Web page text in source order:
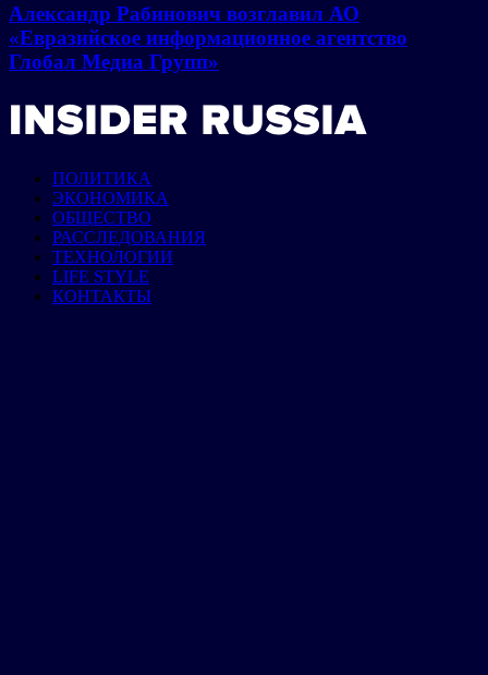
Александр Рабинович возглавил АО
«Евразийское информационное агентство
Глобал Медиа Групп»
ПОЛИТИКА
ЭКОНОМИКА
ОБЩЕСТВО
РАССЛЕДОВАНИЯ
ТЕХНОЛОГИИ
LIFE STYLE
КОНТАКТЫ